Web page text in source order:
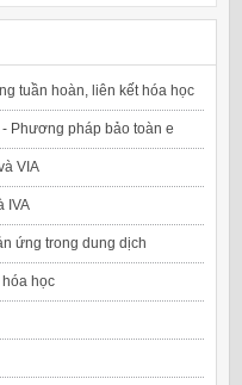
tuần hoàn, liên kết hóa học
Phương pháp bảo toàn e
VIA
IVA
ứng trong dung dịch
học